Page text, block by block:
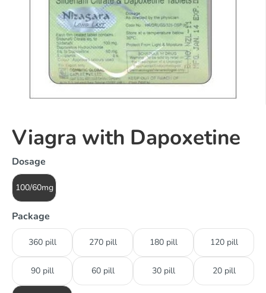
Viagra with Dapoxetine
Dosage
100/60mg
Package
360 pill 270 pill 180 pill 120 pill
90 pill 60 pill 30 pill 20 pill